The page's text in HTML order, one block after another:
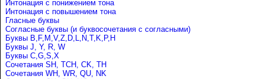
Интонация с понижением тона
Интонация с повышением тона
Гласные буквы
Согласные буквы (и буквосочетания с согласными)
Буквы B,F,M,V,Z,D,L,N,T,K,P,H
Буквы J, Y, R, W
Буквы C,G,S,X
Сочетания SH, TCH, CK, TH
Сочетания WH, WR, QU, NK